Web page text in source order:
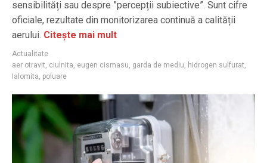
sensibilități sau despre ”percepții subiective”. Sunt cifre
oficiale, rezultate din monitorizarea continuă a calității
aerului. Citește mai mult
Actualitate
aer otravit, ciulnita, eugen cismasu, garda de mediu, hidrogen sulfurat,
Ialomita, poluare